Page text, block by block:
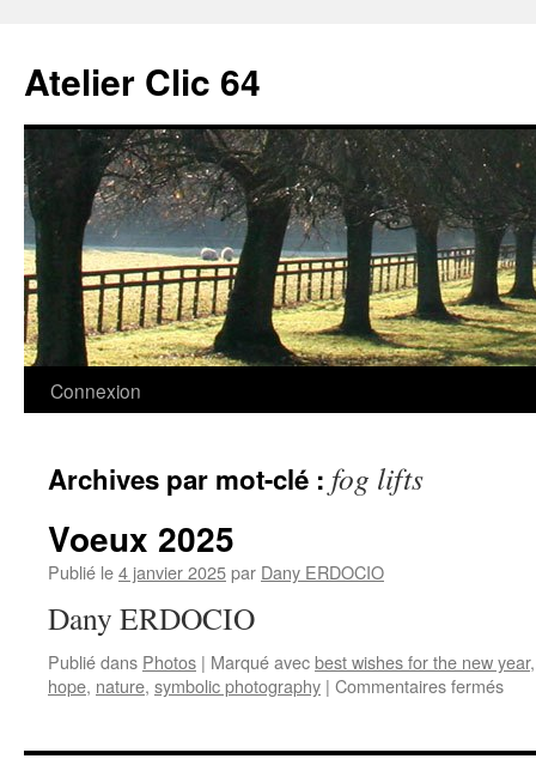
contenu
Atelier Clic 64
Connexion
Archives par mot-clé : fog lifts
Voeux 2025
Publié le4 janvier 2025par Dany ERDOCIO
Dany ERDOCIO
Publié dans Photos | Marqué avecbest wishes for the new year
hope, nature, symbolic photography | Commentaires ferméssur